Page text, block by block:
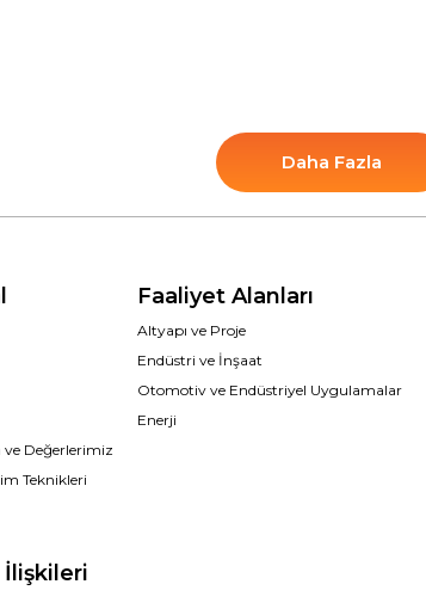
Daha Fazla
ve Değerlerimiz
Teknikleri
Faaliyet Alanları
Altyapı ve Proje
Endüstri ve İnşaat
Otomotiv ve Endüstriyel Uygulamalar
Enerji
İlişkileri